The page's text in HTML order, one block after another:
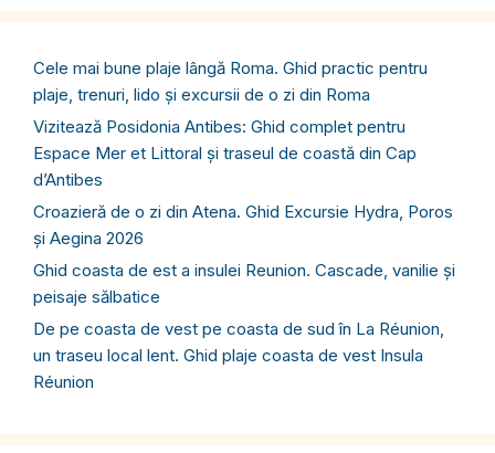
Cele mai bune plaje lângă Roma. Ghid practic pentru
plaje, trenuri, lido și excursii de o zi din Roma
Vizitează Posidonia Antibes: Ghid complet pentru
Espace Mer et Littoral și traseul de coastă din Cap
d’Antibes
Croazieră de o zi din Atena. Ghid Excursie Hydra, Poros
și Aegina 2026
Ghid coasta de est a insulei Reunion. Cascade, vanilie și
peisaje sălbatice
De pe coasta de vest pe coasta de sud în La Réunion,
un traseu local lent. Ghid plaje coasta de vest Insula
Réunion